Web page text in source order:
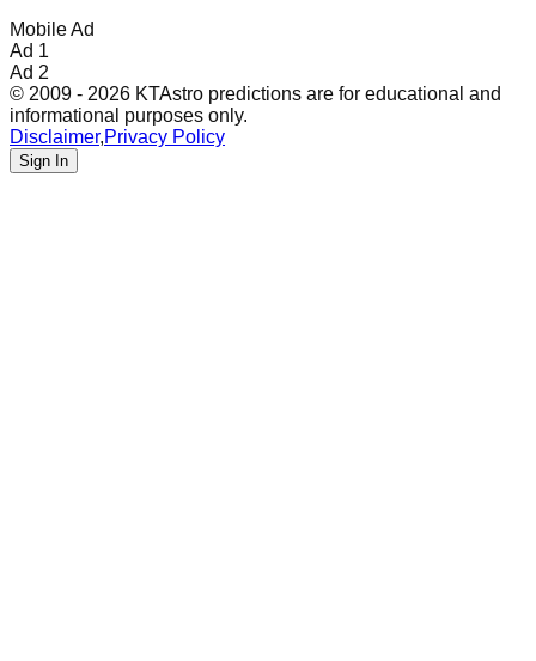
Mobile Ad
Ad 1
Ad 2
© 2009 - 2026 KTAstro predictions are for educational and
informational purposes only.
Disclaimer,Privacy Policy
Sign In